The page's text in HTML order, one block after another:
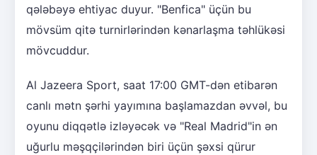
qələbəyə ehtiyac duyur. "Benfica" üçün bu
mövsüm qitə turnirlərindən kənarlaşma təhlükəsi
mövcuddur.
Al Jazeera Sport, saat 17:00 GMT-dən etibarən
canlı mətn şərhi yayımına başlamazdan əvvəl, bu
oyunu diqqətlə izləyəcək və "Real Madrid"in ən
uğurlu məşqçilərindən biri üçün şəxsi qürur